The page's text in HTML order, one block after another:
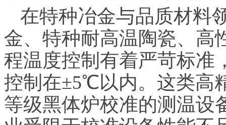
在特种冶金与品质材料
金、特种耐高温陶瓷、高
程温度控制有着严苛标准
控制在±5℃以内。这类高
等级黑体炉校准的测温设